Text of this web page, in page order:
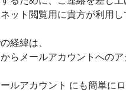
ット閲覧用に貴方が利用
経緯は、
らメールアカウントへの
ルアカウント にも簡単に